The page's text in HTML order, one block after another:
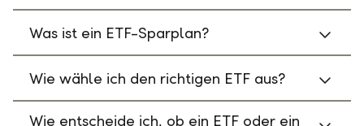
Was ist ein ETF-Sparplan?
Wie wähle ich den richtigen ETF aus?
Wie entscheide ich, ob ein ETF oder ein